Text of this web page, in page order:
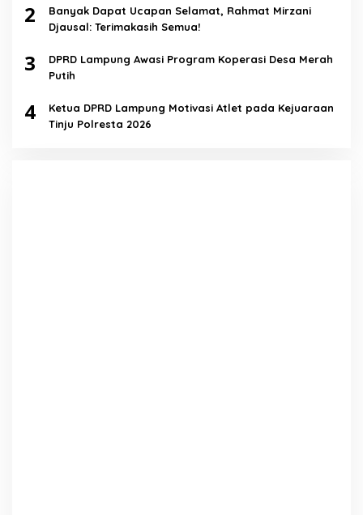
2
Banyak Dapat Ucapan Selamat, Rahmat Mirzani
Djausal: Terimakasih Semua!
3
DPRD Lampung Awasi Program Koperasi Desa Merah
Putih
4
Ketua DPRD Lampung Motivasi Atlet pada Kejuaraan
Tinju Polresta 2026